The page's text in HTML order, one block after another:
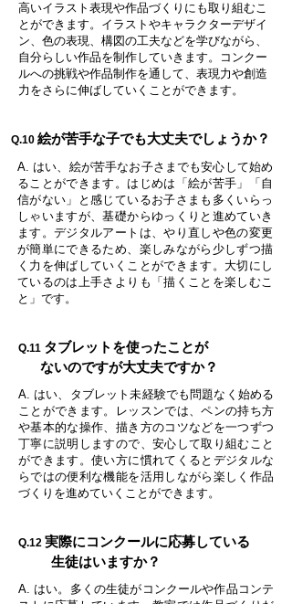
高いイラスト表現や作品づくりにも取り組むこ
とができます。イラストやキャラクターデザイ
ン、色の表現、構図の工夫などを学びながら、
自分らしい作品を制作していきます。コンクー
ルへの挑戦や作品制作を通して、表現力や創造
力をさらに伸ばしていくことができます。
Q.10 絵が苦手な子でも大丈夫でしょうか？
A. はい、絵が苦手なお子さまでも安心して始め
ることができます。はじめは「絵が苦手」「自
信がない」と感じているお子さまも多くいらっ
しゃいますが、基礎からゆっくりと進めていき
ます。デジタルアートは、やり直しや色の変更
が簡単にできるため、楽しみながら少しずつ描
く力を伸ばしていくことができます。大切にし
ているのは上手さよりも「描くことを楽しむこ
と」です。
Q.11 タブレットを使ったことが
ないのですが大丈夫ですか？
A. はい、タブレット未経験でも問題なく始める
ことができます。レッスンでは、ペンの持ち方
や基本的な操作、描き方のコツなどを一つずつ
丁寧に説明しますので、安心して取り組むこと
ができます。使い方に慣れてくるとデジタルな
らではの便利な機能を活用しながら楽しく作品
づくりを進めていくことができます。
Q.12 実際にコンクールに応募している
生徒はいますか？
A. はい。多くの生徒がコンクールや作品コンテ